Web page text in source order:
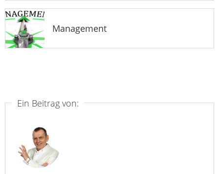
Management
Ein Beitrag von: